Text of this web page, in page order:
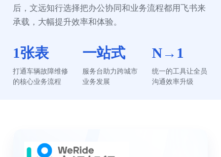
后，文远知行选择把办公协同和业务流程都用飞书来
承载，大幅提升效率和体验。
1张表
打通车辆故障维修
的核心业务流程
一站式
服务台助力跨城市
业务发展
N→1
统一的工具让全员
沟通效率升级